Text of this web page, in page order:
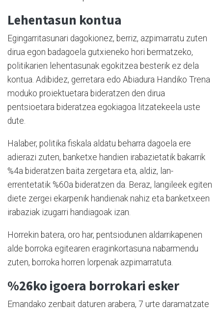
Lehentasun kontua
Egingarritasunari dagokionez, berriz, azpimarratu zuten
dirua egon badagoela gutxieneko hori bermatzeko,
politikarien lehentasunak egokitzea besterik ez dela
kontua. Adibidez, gerretara edo Abiadura Handiko Trena
moduko proiektuetara bideratzen den dirua
pentsioetara bideratzea egokiagoa litzatekeela uste
dute.
Halaber, politika fiskala aldatu beharra dagoela ere
adierazi zuten, banketxe handien irabazietatik bakarrik
%4a bideratzen baita zergetara eta, aldiz, lan-
errentetatik %60a bideratzen da. Beraz, langileek egiten
diete zergei ekarpenik handienak nahiz eta banketxeen
irabaziak izugarri handiagoak izan.
Horrekin batera, oro har, pentsiodunen aldarrikapenen
alde borroka egitearen eraginkortasuna nabarmendu
zuten, borroka horren lorpenak azpimarratuta.
%26ko igoera borrokari esker
Emandako zenbait daturen arabera, 7 urte daramatzate